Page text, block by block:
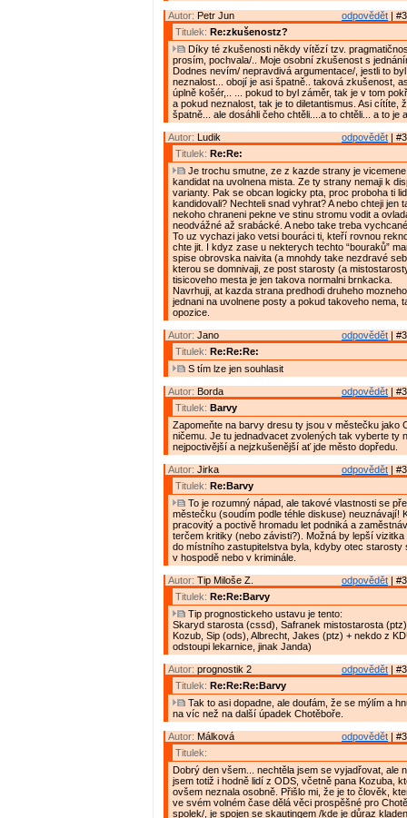
odpovědět |
Autor: Petr Jun
Titulek: Re:zkušenostz?
Díky té zkušenosti někdy vítězí tzv.
prosím, pochvala/.. Moje osobní zkušenost s
Dodnes nevím/ nepravdivá argumentace/, jestli to
neznalost... obojí je asi špatně.. taková zkušenost,
úplně košér,.. ... pokud to byl záměr, tak je v tom
a pokud neznalost, tak je to diletantismus. Asi cítíte,
špatně... ale dosáhli čeho chtěli....a to chtěli... a to je
odpovědět |
Autor: Ludik
Titulek: Re:Re:
Je trochu smutne, ze z kazde strany je
kandidat na uvolnena mista. Ze ty strany nemaji k
varianty. Pak se obcan logicky pta, proc proboha ti
kandidovali? Nechteli snad vyhrat? A nebo chteji jen
nekoho chraneni pekne ve stinu stromu vodit a
neodvážné až srabácké. A nebo take treba
To uz vychazi jako vetsi bouráci ti, kteří rovnou
chte jit. I kdyz zase u nekterych techto “bouraků”
spise obrovska naivita (a mnohdy take nezdravé
kterou se domnivaji, ze post starosty (a
tisicoveho mesta je jen takova normalni brnkacka.
Navrhuji, at kazda strana predhodi druheho
jednani na uvolnene posty a pokud takoveho nema,
opozice.
odpovědět |
Autor: Jano
Titulek: Re:Re:Re:
S tím lze jen souhlasit
odpovědět |
Autor: Borda
Titulek: Barvy
Zapomeňte na barvy dresu ty jsou v městečku jako
ničemu. Je tu jednadvacet zvolených tak vyberte ty
nejpoctivější a nejzkušenější ať jde město dopředu.
odpovědět |
Autor: Jirka
Titulek: Re:Barvy
To je rozumný nápad, ale takové vlastnosti se
městečku (soudím podle téhle diskuse) neuznávají!
pracovitý a poctivě hromadu let podniká a
terčem kritiky (nebo závisti?). Možná by lepší vizitka
do místního zastupitelstva byla, kdyby otec starosty
v hospodě nebo v kriminále.
odpovědět |
Autor: Tip Miloše Z.
Titulek: Re:Re:Barvy
Tip prognostickeho ustavu je tento:
Skaryd starosta (cssd), Safranek mistostarosta
Kozub, Sip (ods), Albrecht, Jakes (ptz) + nekdo z
odstoupi lekarnice, jinak Janda)
odpovědět |
Autor: prognostik 2
Titulek: Re:Re:Re:Barvy
Tak to asi dopadne, ale doufám, že se mýlím a
na víc než na další úpadek Chotěboře.
odpovědět |
Autor: Málková
Titulek:
Dobrý den všem... nechtěla jsem se vyjadřovat, ale
jsem totiž i hodně lidí z ODS, včetně pana Kozuba,
ovšem neznala osobně. Přišlo mi, že je to člověk,
ve svém volném čase dělá věci prospěšné pro
spolek/, je spojen se skautingem /kde je důraz